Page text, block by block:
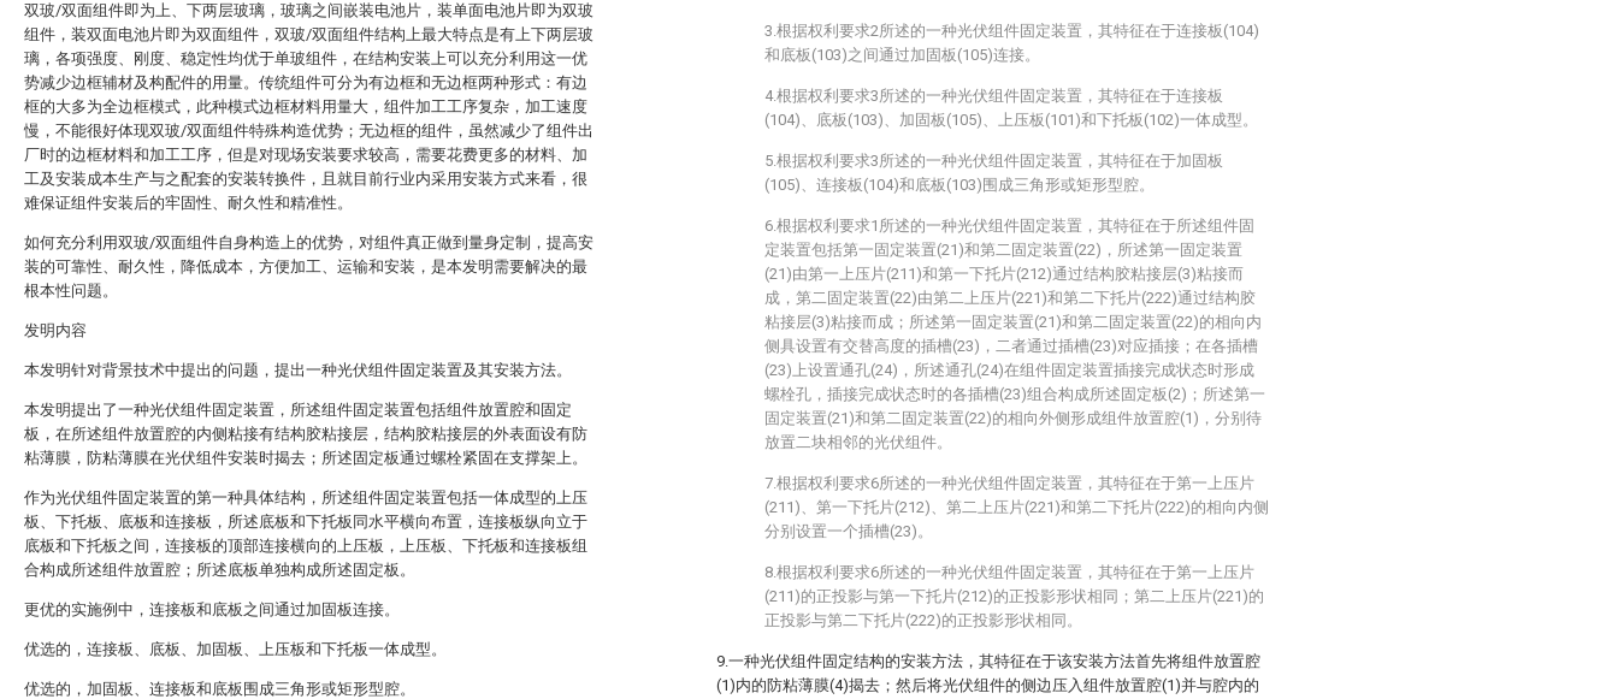
双玻/双面组件即为上、下两层玻璃，玻璃之间嵌装电池片，装单面电池片即为双玻
组件，装双面电池片即为双面组件，双玻/双面组件结构上最大特点是有上下两层玻
璃，各项强度、刚度、稳定性均优于单玻组件，在结构安装上可以充分利用这一优
势减少边框辅材及构配件的用量。传统组件可分为有边框和无边框两种形式：有边
框的大多为全边框模式，此种模式边框材料用量大，组件加工工序复杂，加工速度
慢，不能很好体现双玻/双面组件特殊构造优势；无边框的组件，虽然减少了组件出
厂时的边框材料和加工工序，但是对现场安装要求较高，需要花费更多的材料、加
工及安装成本生产与之配套的安装转换件，且就目前行业内采用安装方式来看，很
难保证组件安装后的牢固性、耐久性和精准性。
如何充分利用双玻/双面组件自身构造上的优势，对组件真正做到量身定制，提高安
装的可靠性、耐久性，降低成本，方便加工、运输和安装，是本发明需要解决的最
根本性问题。
发明内容
本发明针对背景技术中提出的问题，提出一种光伏组件固定装置及其安装方法。
本发明提出了一种光伏组件固定装置，所述组件固定装置包括组件放置腔和固定
板，在所述组件放置腔的内侧粘接有结构胶粘接层，结构胶粘接层的外表面设有防
粘薄膜，防粘薄膜在光伏组件安装时揭去；所述固定板通过螺栓紧固在支撑架上。
作为光伏组件固定装置的第一种具体结构，所述组件固定装置包括一体成型的上压
板、下托板、底板和连接板，所述底板和下托板同水平横向布置，连接板纵向立于
底板和下托板之间，连接板的顶部连接横向的上压板，上压板、下托板和连接板组
合构成所述组件放置腔；所述底板单独构成所述固定板。
更优的实施例中，连接板和底板之间通过加固板连接。
优选的，连接板、底板、加固板、上压板和下托板一体成型。
优选的，加固板、连接板和底板围成三角形或矩形型腔。
3.根据权利要求2所述的一种光伏组件固定装置，其特征在于连接板(104)
和底板(103)之间通过加固板(105)连接。
4.根据权利要求3所述的一种光伏组件固定装置，其特征在于连接板
(104)、底板(103)、加固板(105)、上压板(101)和下托板(102)一体成型。
5.根据权利要求3所述的一种光伏组件固定装置，其特征在于加固板
(105)、连接板(104)和底板(103)围成三角形或矩形型腔。
6.根据权利要求1所述的一种光伏组件固定装置，其特征在于所述组件固
定装置包括第一固定装置(21)和第二固定装置(22)，所述第一固定装置
(21)由第一上压片(211)和第一下托片(212)通过结构胶粘接层(3)粘接而
成，第二固定装置(22)由第二上压片(221)和第二下托片(222)通过结构胶
粘接层(3)粘接而成；所述第一固定装置(21)和第二固定装置(22)的相向内
侧具设置有交替高度的插槽(23)，二者通过插槽(23)对应插接；在各插槽
(23)上设置通孔(24)，所述通孔(24)在组件固定装置插接完成状态时形成
螺栓孔，插接完成状态时的各插槽(23)组合构成所述固定板(2)；所述第一
固定装置(21)和第二固定装置(22)的相向外侧形成组件放置腔(1)，分别待
放置二块相邻的光伏组件。
7.根据权利要求6所述的一种光伏组件固定装置，其特征在于第一上压片
(211)、第一下托片(212)、第二上压片(221)和第二下托片(222)的相向内侧
分别设置一个插槽(23)。
8.根据权利要求6所述的一种光伏组件固定装置，其特征在于第一上压片
(211)的正投影与第一下托片(212)的正投影形状相同；第二上压片(221)的
正投影与第二下托片(222)的正投影形状相同。
9.一种光伏组件固定结构的安装方法，其特征在于该安装方法首先将组件放置腔
(1)内的防粘薄膜(4)揭去；然后将光伏组件的侧边压入组件放置腔(1)并与腔内的